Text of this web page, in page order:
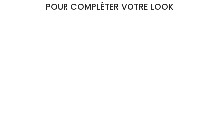
POUR COMPLÉTER VOTRE LOOK